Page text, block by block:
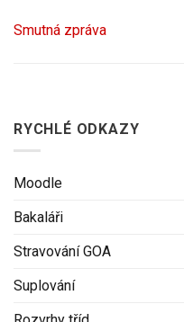
Smutná zpráva
RYCHLÉ ODKAZY
Moodle
Bakaláři
Stravování GOA
Suplování